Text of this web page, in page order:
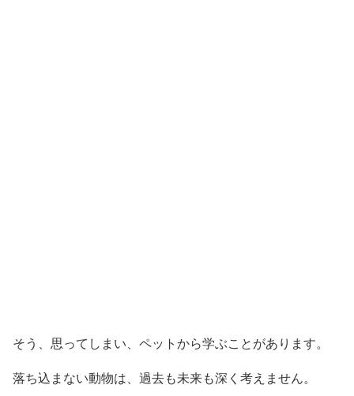
そう、思ってしまい、ペットから学ぶことがあります。
落ち込まない動物は、過去も未来も深く考えません。